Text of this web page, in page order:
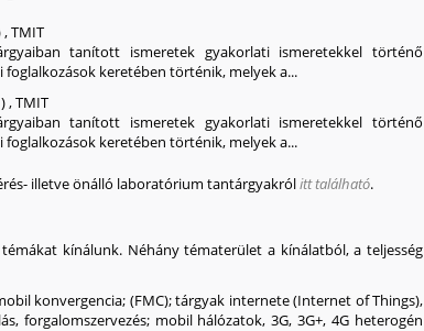
,TMIT
tanított ismeretek gyakorlati ismeretekkel történő
keretében történik, melyek a...
,TMIT
tanított ismeretek gyakorlati ismeretekkel történő
keretében történik, melyek a...
illetve önálló laboratórium tantárgyakrólitt található.
kínálunk. Néhány tématerület a kínálatból, a teljesség
konvergencia; (FMC); tárgyak internete (Internet of Things),
forgalomszervezés; mobil hálózatok, 3G, 3G+, 4G heterogén